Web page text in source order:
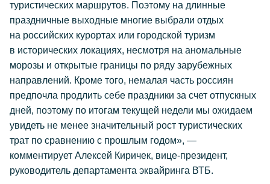
туристических маршрутов. Поэтому на длинные
праздничные выходные многие выбрали отдых
на российских курортах или городской туризм
в исторических локациях, несмотря на аномальные
морозы и открытые границы по ряду зарубежных
направлений. Кроме того, немалая часть россиян
предпочла продлить себе праздники за счет отпускных
дней, поэтому по итогам текущей недели мы ожидаем
увидеть не менее значительный рост туристических
трат по сравнению с прошлым годом», —
комментирует Алексей Киричек, вице-президент,
руководитель департамента эквайринга ВТБ.